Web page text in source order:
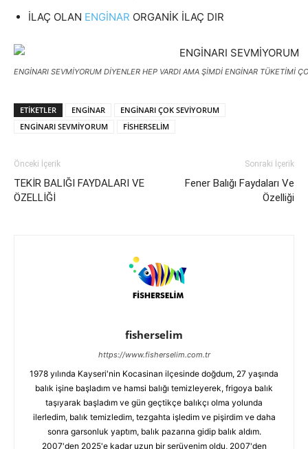
İLAÇ OLAN ENGİNAR ORGANİK İLAÇ DIR
ENGİNARI SEVMİYORUM DİYENLER HEP VARDI AMA ŞİMDİ ENGİNAR TÜKETİMİ
ETIKETLER ENGİNAR
ENGİNARI ÇOK SEVİYORUM
ENGİNARI SEVMİYORUM
FİSHERSELİM
Önceki İçerik
TEKİR BALIĞI FAYDALARI VE
ÖZELLİĞİ
Sonraki İçerik
Fener Balığı Faydaları Ve
Özelliği
fisherselim
https://www.fisherselim.com.tr
1978 yılında Kayseri'nin Kocasinan ilçesinde doğdum, 27 yaşında
balık işine başladım ve hamsi balığı temizleyerek, frigoya balık
taşıyarak başladım ve gün geçtikçe balıkçı olma yolunda
ilerledim, balık temizledim, tezgahta işledim ve pişirdim ve daha
sonra garsonluk yaptım, balık pazarına gidip balık aldım.
2007'den 2025'e kadar uzun bir serüvenim oldu, 2007'den